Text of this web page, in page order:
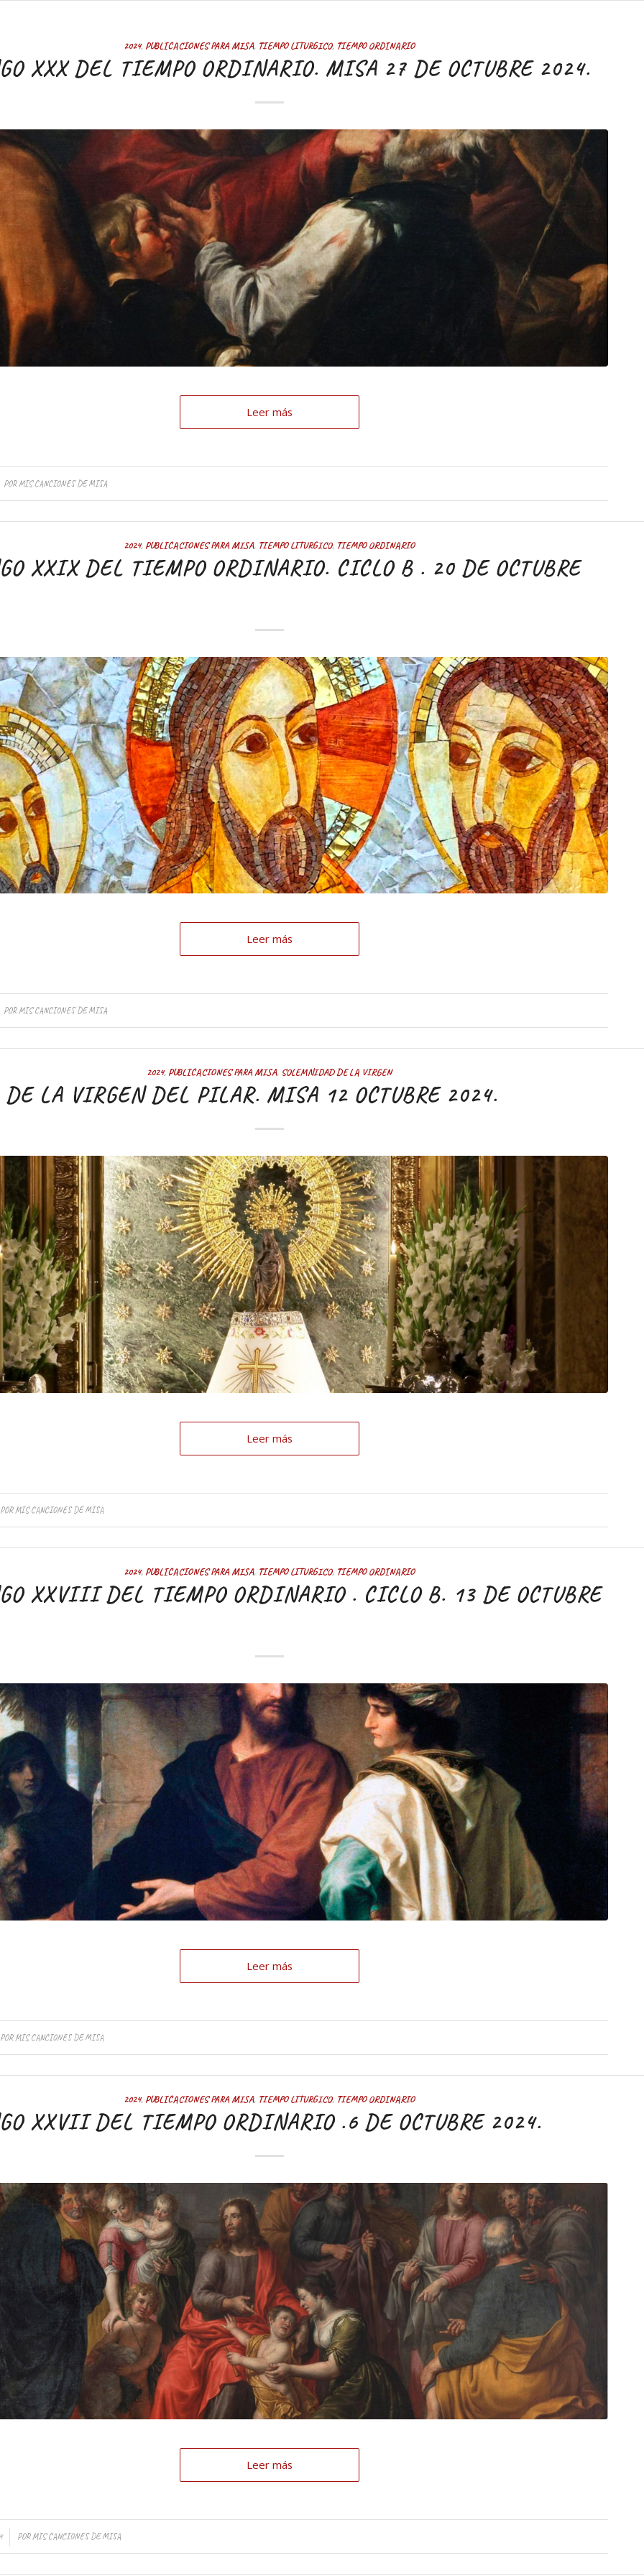
2024, PUBLICACIONES PARA MISA, TIEMPO LITURGICO, TIEMPO ORDINARIO
XXX DEL TIEMPO ORDINARIO. MISA 27 DE OCTUBRE 2024.
Leer más
PORMIS CANCIONES DE MISA
2024, PUBLICACIONES PARA MISA, TIEMPO LITURGICO, TIEMPO ORDINARIO
XXIX DEL TIEMPO ORDINARIO. CICLO B . 20 DE OCTUBRE
Leer más
PORMIS CANCIONES DE MISA
2024, PUBLICACIONES PARA MISA, SOLEMNIDAD DE LA VIRGEN
LA VIRGEN DEL PILAR. MISA 12 OCTUBRE 2024.
Leer más
PORMIS CANCIONES DE MISA
2024, PUBLICACIONES PARA MISA, TIEMPO LITURGICO, TIEMPO ORDINARIO
XXVIII DEL TIEMPO ORDINARIO . CICLO B. 13 DE OCTUBRE
Leer más
PORMIS CANCIONES DE MISA
2024, PUBLICACIONES PARA MISA, TIEMPO LITURGICO, TIEMPO ORDINARIO
XXVII DEL TIEMPO ORDINARIO .6 DE OCTUBRE 2024.
Leer más
PORMIS CANCIONES DE MISA